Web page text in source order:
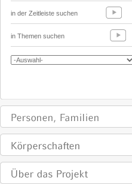
in der Zeitleiste suchen
in Themen suchen